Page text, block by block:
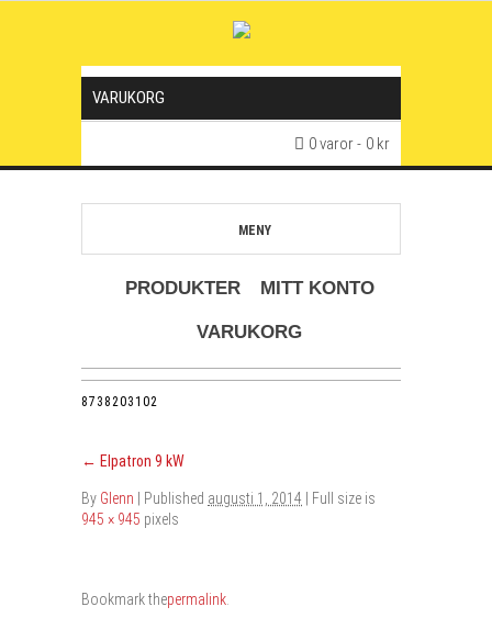
VARUKORG
0 varor 0 kr
MENY
PRODUKTER MITT KONTO
VARUKORG
8738203102
← Elpatron 9 kW
By Glenn Published augusti 1, 2014 | Full size is
945 × 945 pixels
Bookmark thepermalink